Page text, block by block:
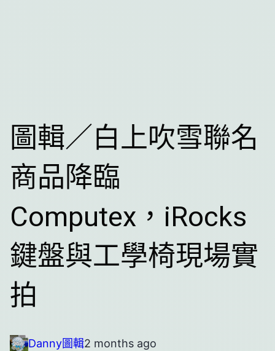
圖輯／白上吹雪聯名
商品降臨
Computex，iRocks
鍵盤與工學椅現場實
拍
Danny圖輯2 months ago